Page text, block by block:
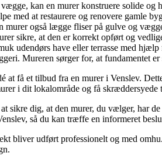
kan en murer konstruere solide
med at restaurere og renovere gamle
også lægge fliser på gulve og
sikre, at den er korrekt opført og
udendørs have eller terrasse med
Mureren sørger for, at fundamentet
at få et tilbud fra en murer i Venslev.
i dit lokalområde og få skræddersyede
sikre dig, at den murer, du vælger, har
så du kan træffe en informeret
bliver udført professionelt og med